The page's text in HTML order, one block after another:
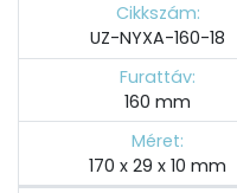
Cikkszám:
UZ-NYXA-160-18
Furattáv:
160 mm
Méret:
170 x 29 x 10 mm